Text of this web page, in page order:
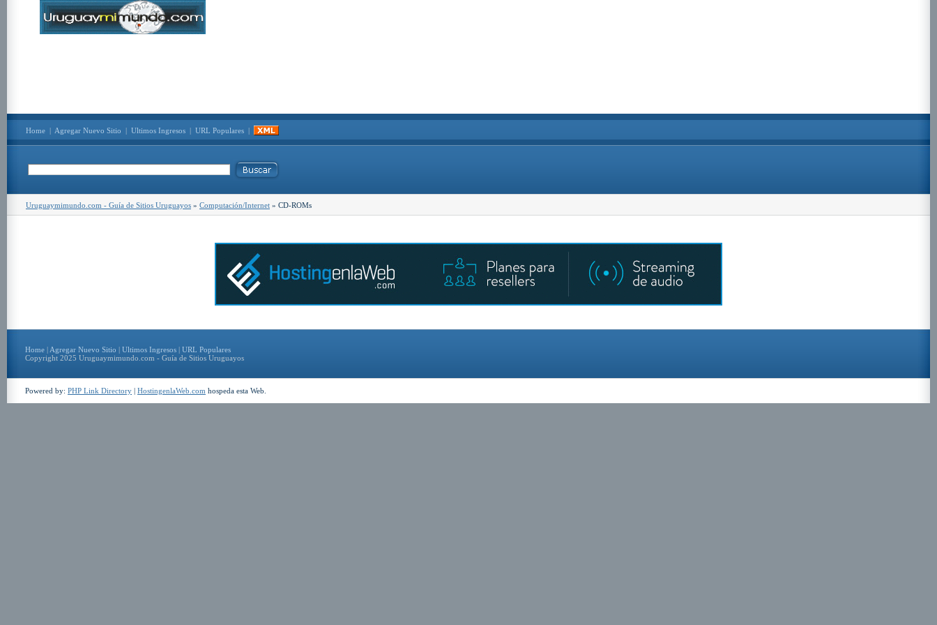
Home | Agregar Nuevo Sitio | Ultimos Ingresos | URL Populares |
Uruguaymimundo.com - Guía de Sitios Uruguayos » Computación/Internet » CD-ROMs
Home | Agregar Nuevo Sitio | Ultimos Ingresos | URL Populares
Copyright 2025 Uruguaymimundo.com - Guía de Sitios Uruguayos
Powered by: PHP Link Directory | HostingenlaWeb.com hospeda esta Web.